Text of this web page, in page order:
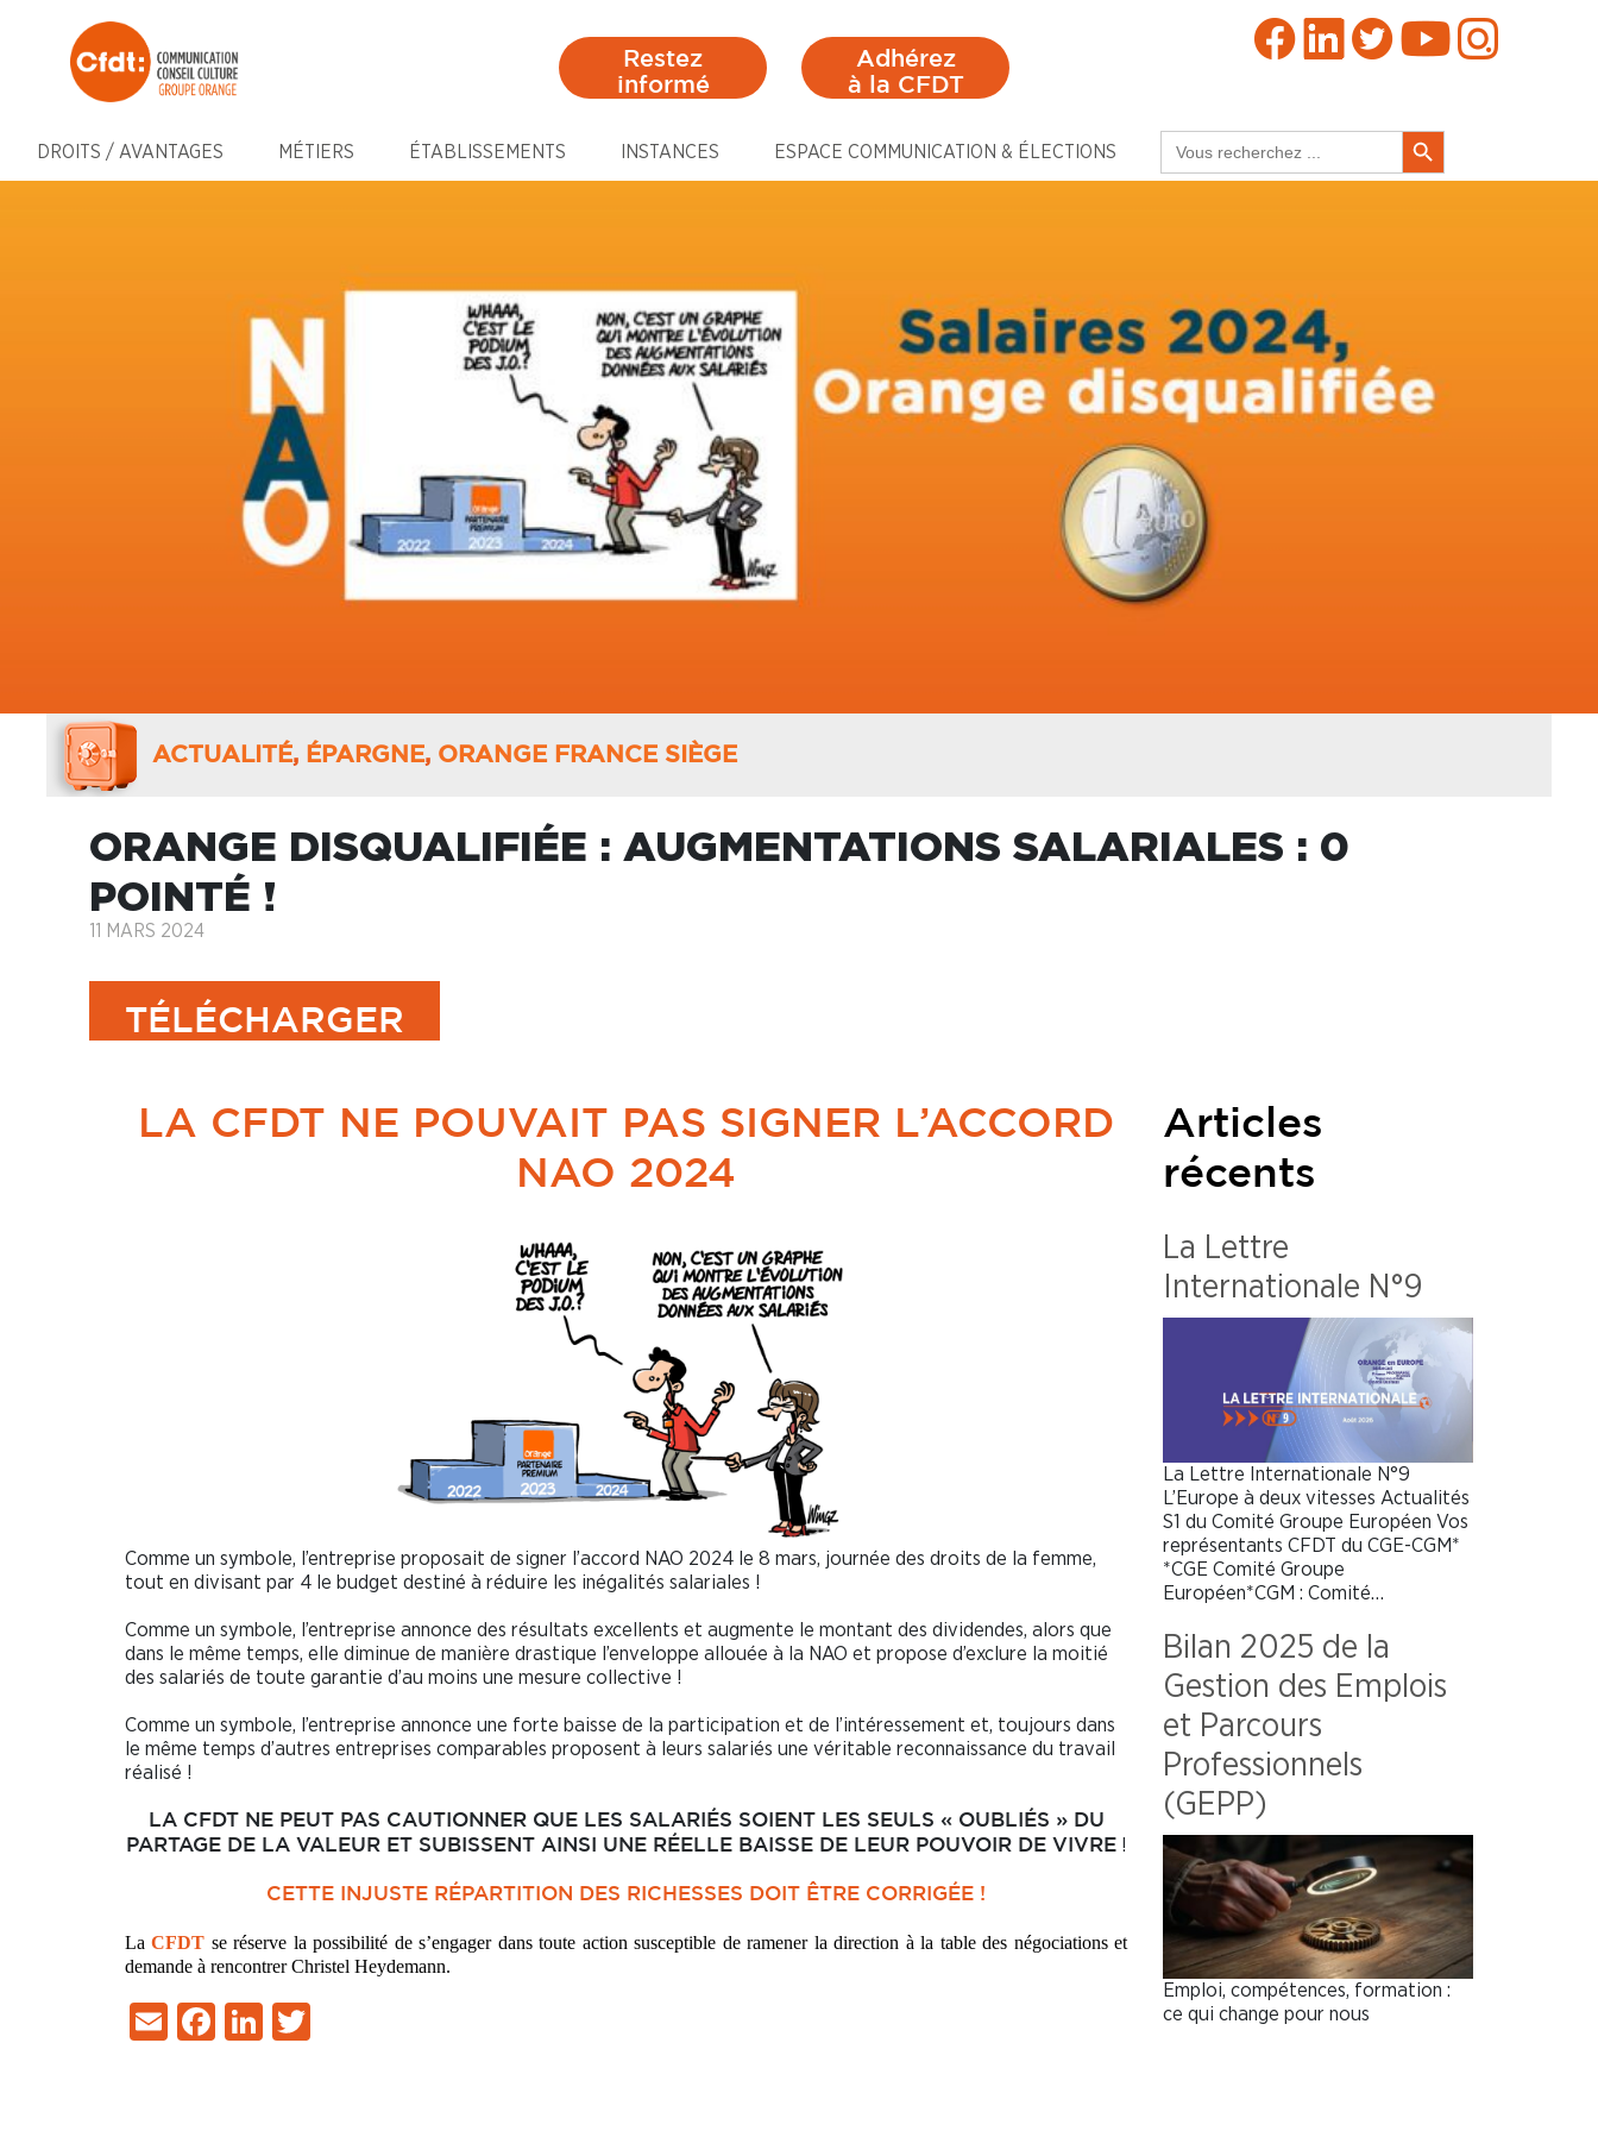
Restez
informé
Adhérez
à la CFDT
DROITS / AVANTAGES MÉTIERS ÉTABLISSEMENTS INSTANCES ESPACE COMMUNICATION & ÉLECTIONS
for:
Search Button
ACTUALITÉ, ÉPARGNE, ORANGE FRANCE SIÈGE
ORANGE DISQUALIFIÉE : AUGMENTATIONS SALARIALES : 0
POINTÉ !
11 MARS 2024
TÉLÉCHARGER
LA CFDT NE POUVAIT PAS SIGNER L’ACCORD
NAO 2024
Comme un symbole, l’entreprise proposait de signer l’accord NAO 2024 le 8 mars, journée des droits de la femme,
tout en divisant par 4 le budget destiné à réduire les inégalités salariales !
Comme un symbole, l’entreprise annonce des résultats excellents et augmente le montant des dividendes, alors que
dans le même temps, elle diminue de manière drastique l’enveloppe allouée à la NAO et propose d’exclure la moitié
des salariés de toute garantie d’au moins une mesure collective !
Comme un symbole, l’entreprise annonce une forte baisse de la participation et de l’intéressement et, toujours dans
le même temps d’autres entreprises comparables proposent à leurs salariés une véritable reconnaissance du travail
réalisé !
LA CFDT NE PEUT PAS CAUTIONNER QUE LES SALARIÉS SOIENT LES SEULS « OUBLIÉS » DU
PARTAGE DE LA VALEUR ET SUBISSENT AINSI UNE RÉELLE BAISSE DE LEUR POUVOIR DE VIVRE!
CETTE INJUSTE RÉPARTITION DES RICHESSES DOIT ÊTRE CORRIGÉE !
LaCFDT se réserve la possibilité de s’engager dans toute action susceptible de ramener la direction à la table des négociations et
demande à rencontrer Christel Heydemann.
EmailFacebook
LinkedIn
Articles
récents
La Lettre
Internationale N°9
La Lettre Internationale N°9
L’Europe à deux vitesses Actualités
S1 du Comité Groupe Européen Vos
représentants CFDT du CGE-CGM*
*CGE Comité Groupe
Européen*CGM : Comité…
Bilan 2025 de la
Gestion des Emplois
et Parcours
Professionnels
(GEPP)
Emploi, compétences, formation :
ce qui change pour nous